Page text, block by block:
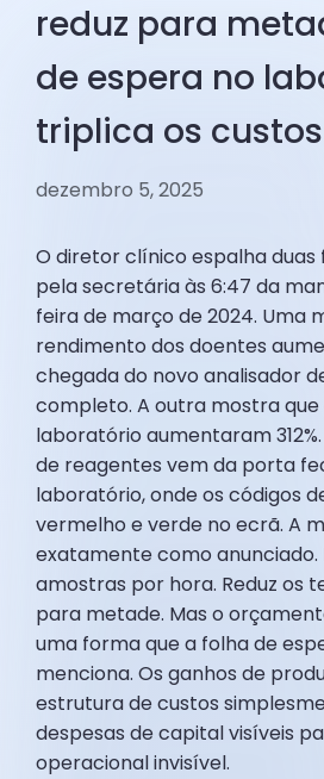
reduz para
de espera no
triplica os
dezembro 5, 2025
O diretor clínico espalha duas
pela secretária às 6:47 da
feira de março de 2024. Uma
rendimento dos doentes
chegada do novo analisador
completo. A outra mostra que
laboratório aumentaram
de reagentes vem da porta
laboratório, onde os códigos
vermelho e verde no ecrã. A
exatamente como anunciado.
amostras por hora. Reduz os
para metade. Mas o
uma forma que a folha de
menciona. Os ganhos de
estrutura de custos
despesas de capital visíveis
operacional invisível.